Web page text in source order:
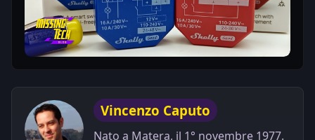
Vincenzo Caputo
Nato a Matera, il 1° novembre 1977.